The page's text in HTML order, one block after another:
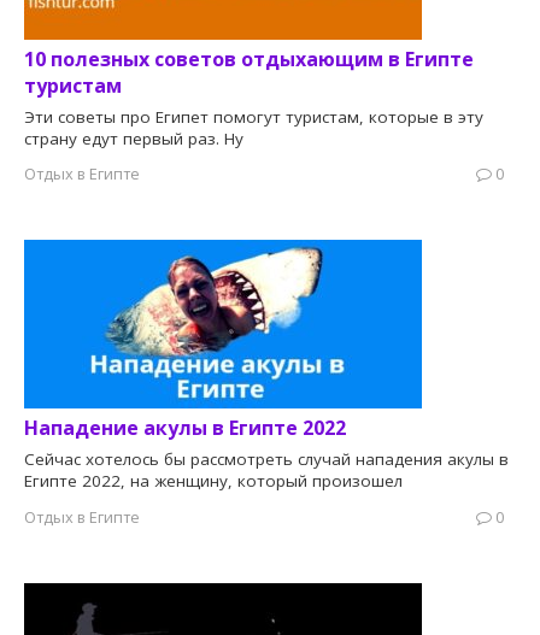
10 полезных советов отдыхающим в Египте
туристам
Эти советы про Египет помогут туристам, которые в эту
страну едут первый раз. Ну
Отдых в Египте
0
Нападение акулы в Египте 2022
Сейчас хотелось бы рассмотреть случай нападения акулы в
Египте 2022, на женщину, который произошел
Отдых в Египте
0